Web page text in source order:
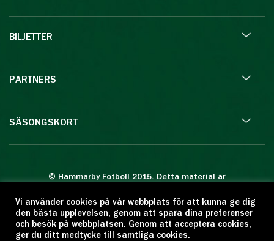
BILJETTER
PARTNERS
SÄSONGSKORT
© Hammarby Fotboll 2015. Detta material är
Eftertryck eller annan kopiering är förbjuden.
Citera oss gärna men ange källan:
www.hammarbyfotboll.se. Ansvarig utgivare:
Vi använder cookies på vår webbplats för att kunna ge dig
den bästa upplevelsen, genom att spara dina preferenser
och besök på webbplatsen. Genom att acceptera cookies,
ger du ditt medtycke till samtliga cookies.